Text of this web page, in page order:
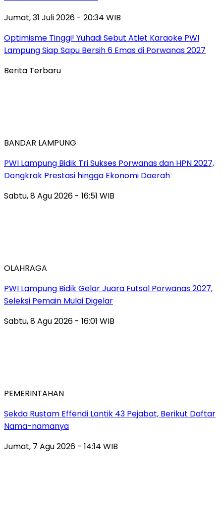
Jumat, 31 Juli 2026 - 20:34 WIB
Optimisme Tinggi! Yuhadi Sebut Atlet Karaoke PWI
Lampung Siap Sapu Bersih 6 Emas di Porwanas 2027
Berita Terbaru
BANDAR LAMPUNG
PWI Lampung Bidik Tri Sukses Porwanas dan HPN 2027,
Dongkrak Prestasi hingga Ekonomi Daerah
Sabtu, 8 Agu 2026 - 16:51 WIB
OLAHRAGA
PWI Lampung Bidik Gelar Juara Futsal Porwanas 2027,
Seleksi Pemain Mulai Digelar
Sabtu, 8 Agu 2026 - 16:01 WIB
PEMERINTAHAN
Sekda Rustam Effendi Lantik 43 Pejabat, Berikut Daftar
Nama-namanya
Jumat, 7 Agu 2026 - 14:14 WIB